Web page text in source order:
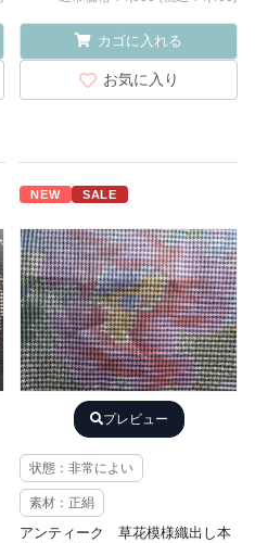
カゴに入れる
お気に入り
NEW SALE
プレビュー
状態：非常によい
素材：正絹
アンティーク 草花模様織出し本